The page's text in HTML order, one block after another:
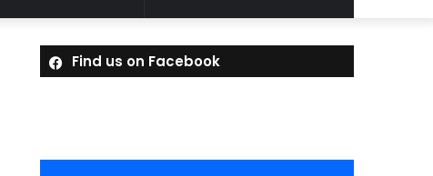
for
Article
Find us on Facebook